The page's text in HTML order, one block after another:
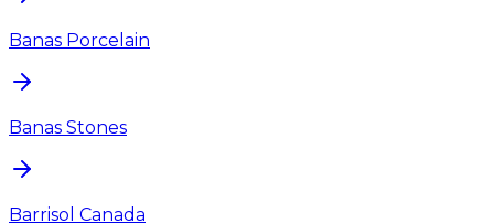
Banas Porcelain
Banas Stones
Barrisol Canada